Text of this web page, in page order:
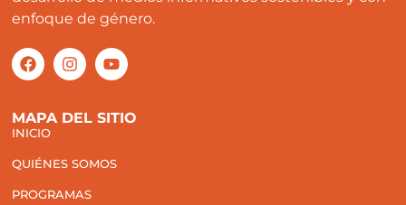
enfoque de género.
MAPA DEL SITIO
INICIO
QUIÉNES SOMOS
PROGRAMAS